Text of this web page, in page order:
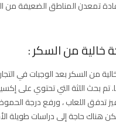
تمعدن المناطق الضعيفة من
من السكر بعد الوجبات في
تم بحث اللثة التي تحتوي على
تدفق اللعاب ، ورفع درجة